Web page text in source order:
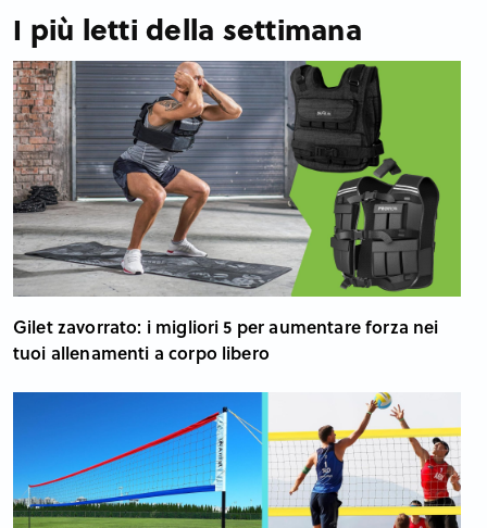
I più letti della settimana
Gilet zavorrato: i migliori 5 per aumentare forza nei
tuoi allenamenti a corpo libero